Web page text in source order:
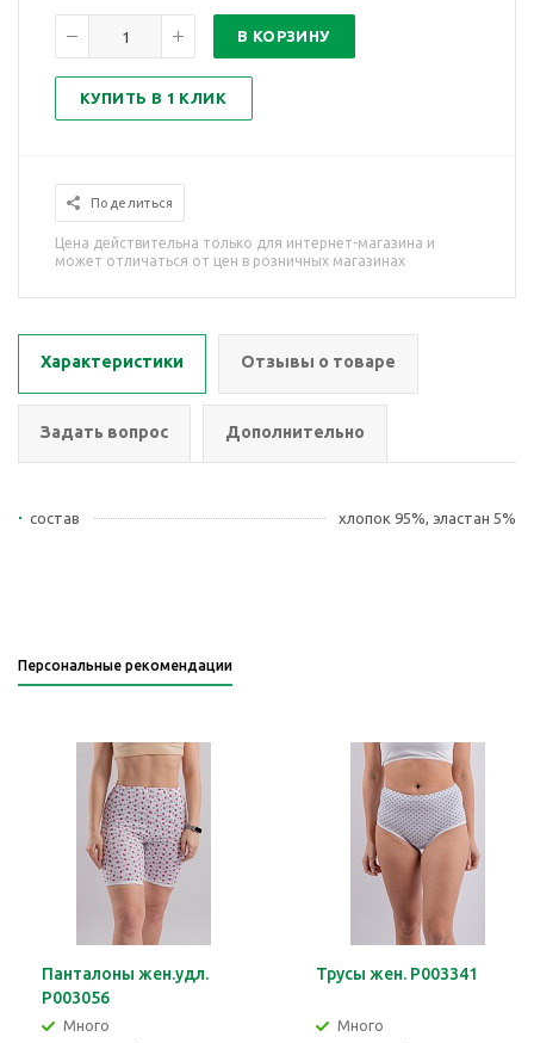
В КОРЗИНУ
КУПИТЬ В 1 КЛИК
Поделиться
Цена действительна только для интернет-магазина и
может отличаться от цен в розничных магазинах
Характеристики Отзывы о товаре
Задать вопрос Дополнительно
состав хлопок 95%, эластан 5%
Персональные рекомендации
Панталоны жен.удл.
Р003056
Много
Трусы жен. Р003341
Много